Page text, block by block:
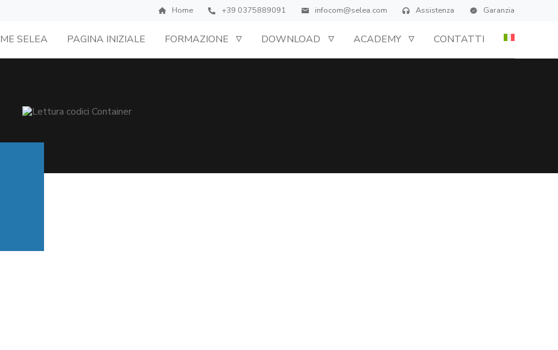
Home +39 0375889091 infocom@selea.com Assistenza Garanzia
SELEA PAGINA INIZIALE FORMAZIONE DOWNLOAD ACADEMY CONTATTI